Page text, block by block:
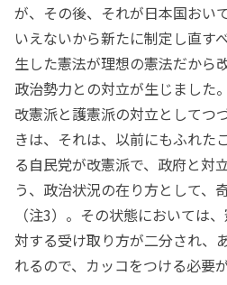
が、その後、それが日本国おい
いえないから新たに制定し直す
生した憲法が理想の憲法だから
政治勢力との対立が生じました
改憲派と護憲派の対立としてつ
きは、それは、以前にもふれた
る自民党が改憲派で、政府と対
う、政治状況の在り方として、
（注3）。その状態においては
対する受け取り方が二分され、
れるので、カッコをつける必要